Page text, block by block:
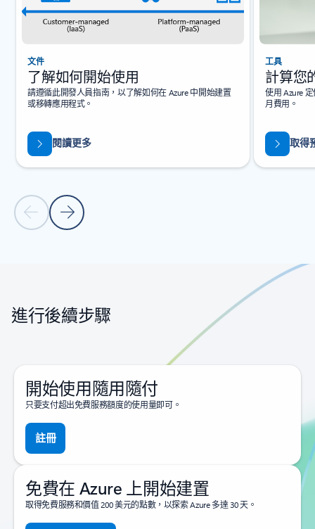
上一張投影片下一張投影片
文件
了解如何開始使用
請遵循此開發人員指南，以了解如何在 Azure 中開始建置
或移轉應用程式。
閱讀更多
工具
計算您
使用 Azure
月費用。
取得
進行後續步驟
開始使用隨用隨付
只要支付超出免費服務額度的使用量即可。
註冊
免費在 Azure 上開始建置
取得免費服務和價值 200 美元的點數，以探索 Azure 多達 30 天。